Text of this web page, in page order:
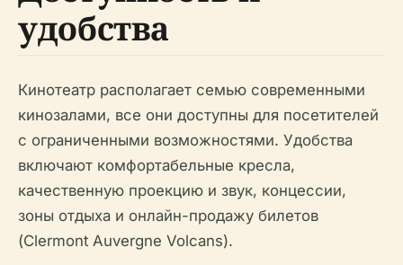
удобства
Кинотеатр располагает семью современными
кинозалами, все они доступны для посетителей
с ограниченными возможностями. Удобства
включают комфортабельные кресла,
качественную проекцию и звук, концессии,
зоны отдыха и онлайн-продажу билетов
(Clermont Auvergne Volcans).